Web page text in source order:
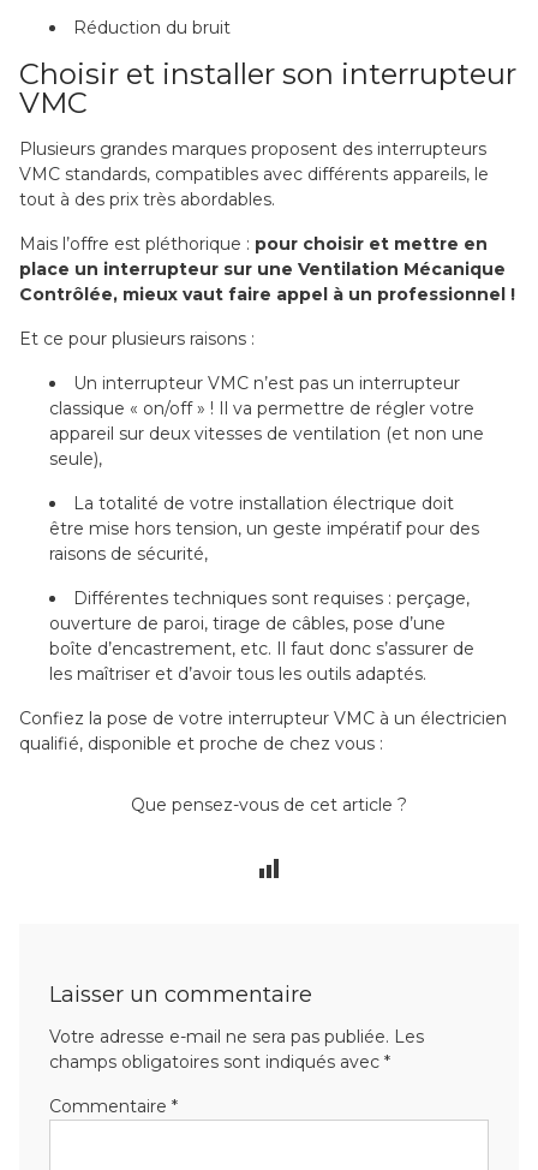
Réduction du bruit
Choisir et installer son interrupteur
VMC
Plusieurs grandes marques proposent des interrupteurs
VMC standards, compatibles avec différents appareils, le
tout à des prix très abordables.
Mais l’offre est pléthorique : pour choisir et mettre en
place un interrupteur sur une Ventilation Mécanique
Contrôlée, mieux vaut faire appel à un professionnel !
Et ce pour plusieurs raisons :
Un interrupteur VMC n’est pas un interrupteur
classique « on/off » ! Il va permettre de régler votre
appareil sur deux vitesses de ventilation (et non une
seule),
La totalité de votre installation électrique doit
être mise hors tension, un geste impératif pour des
raisons de sécurité,
Différentes techniques sont requises : perçage,
ouverture de paroi, tirage de câbles, pose d’une
boîte d’encastrement, etc. Il faut donc s’assurer de
les maîtriser et d’avoir tous les outils adaptés.
Confiez la pose de votre interrupteur VMC à un électricien
qualifié, disponible et proche de chez vous :
Que pensez-vous de cet article ?
Laisser un commentaire
Votre adresse e-mail ne sera pas publiée. Les
champs obligatoires sont indiqués avec *
Commentaire *